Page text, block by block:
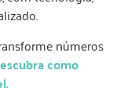
números
como